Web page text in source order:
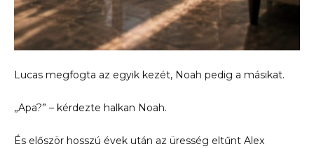
Lucas megfogta az egyik kezét, Noah pedig a másikat.
„Apa?” – kérdezte halkan Noah.
És először hosszú évek után az üresség eltűnt Alex